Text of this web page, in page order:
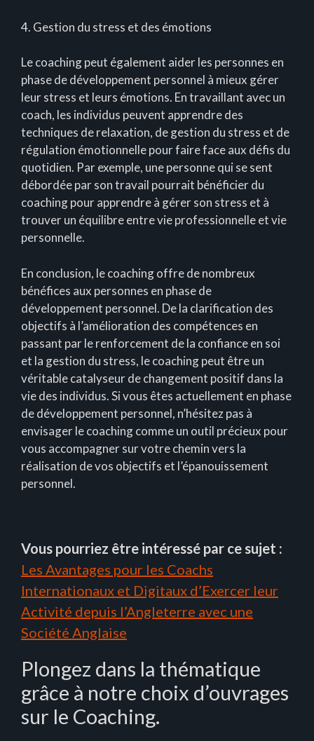
4. Gestion du stress et des émotions
Le coaching peut également aider les personnes en
phase de développement personnel à mieux gérer
leur stress et leurs émotions. En travaillant avec un
coach, les individus peuvent apprendre des
techniques de relaxation, de gestion du stress et de
régulation émotionnelle pour faire face aux défis du
quotidien. Par exemple, une personne qui se sent
débordée par son travail pourrait bénéficier du
coaching pour apprendre à gérer son stress et à
trouver un équilibre entre vie professionnelle et vie
personnelle.
En conclusion, le coaching offre de nombreux
bénéfices aux personnes en phase de
développement personnel. De la clarification des
objectifs à l’amélioration des compétences en
passant par le renforcement de la confiance en soi
et la gestion du stress, le coaching peut être un
véritable catalyseur de changement positif dans la
vie des individus. Si vous êtes actuellement en phase
de développement personnel, n’hésitez pas à
envisager le coaching comme un outil précieux pour
vous accompagner sur votre chemin vers la
réalisation de vos objectifs et l’épanouissement
personnel.
Vous pourriez être intéressé par ce sujet :
Les Avantages pour les Coachs
Internationaux et Digitaux d’Exercer leur
Activité depuis l’Angleterre avec une
Société Anglaise
Plongez dans la thématique
grâce à notre choix d’ouvrages
sur le Coaching.